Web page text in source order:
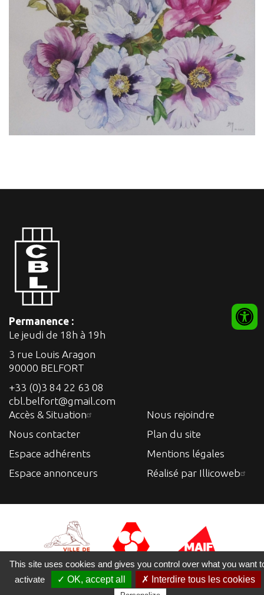
Permanence :
Le jeudi de 18h à 19h
3 rue Louis Aragon
90000 BELFORT
+33 (0)3 84 22 63 08
cbl.belfort@gmail.com
Accès & Situation
Nous contacter
Espace adhérents
Espace annonceurs
Nous rejoindre
Plan du site
Mentions légales
Réalisé par Illicoweb
This site uses cookies and gives you control over what you want
activate
✓ OK, accept all ✗ Interdire tous les cookies